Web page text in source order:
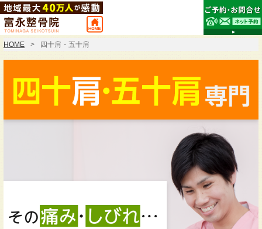
HOME 四十肩・五十肩